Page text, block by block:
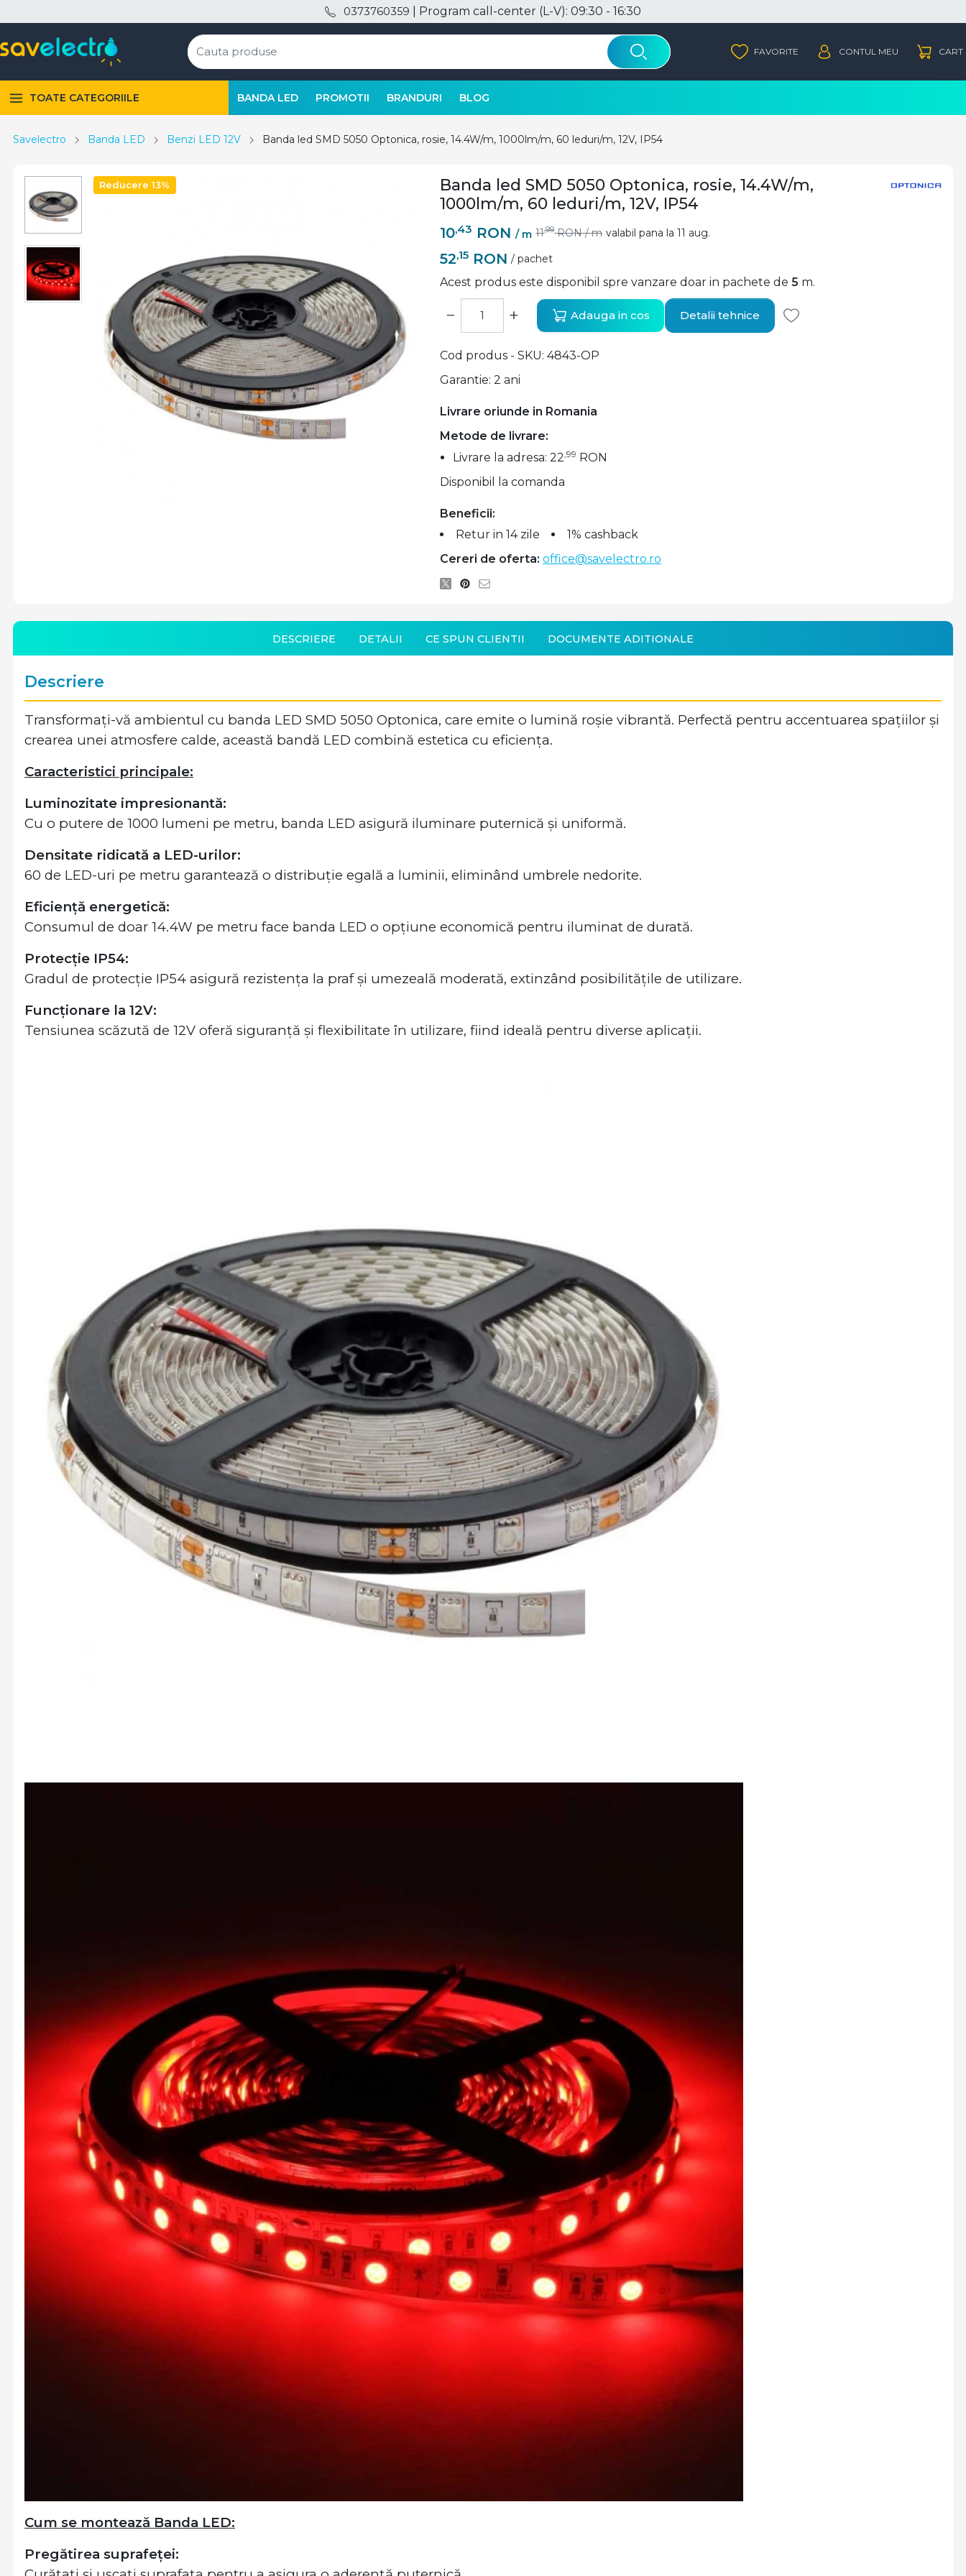
0373760359 | Program call-center (L-V): 09:30 - 16:30
TOATE CATEGORIILE BANDA LED PROMOTII BRANDURI BLOG
Savelectro Banda LED Benzi LED 12V Banda led SMD 5050 Optonica, rosie, 14.4W/m, 1000lm/m, 60 leduri/m, 12V, IP54
Reducere 13%
Banda led SMD 5050 Optonica, rosie, 14.4W/m,
1000lm/m, 60 leduri/m, 12V, IP54
10,43 RON / m 11,99 RON / m valabil pana la 11 aug.
52,15 RON / pachet
Acest produs este disponibil spre vanzare doar in pachete de 5 m.
Livrare oriunde in Romania
Cod produs - SKU 4843-OP
Metode de livrare:
Livrare la adresa: 22,99 RON
Disponibil la comanda
− + Adauga in cos Detalii tehnice
Garantie: 2 ani
Beneficii:
Retur in 14 zile
1% cashback
Cereri de oferta: office@savelectro.ro
DESCRIERE DETALII CE SPUN CLIENTII DOCUMENTE ADITIONALE
Descriere
Transformați-vă ambientul cu banda LED SMD 5050 Optonica, care emite o lumină roșie vibrantă. Perfectă pentru accentuarea spațiilor și
crearea unei atmosfere calde, această bandă LED combină estetica cu eficiența.
Caracteristici principale:
Luminozitate impresionantă:
Cu o putere de 1000 lumeni pe metru, banda LED asigură iluminare puternică și uniformă.
Densitate ridicată a LED-urilor:
60 de LED-uri pe metru garantează o distribuție egală a luminii, eliminând umbrele nedorite.
Eficiență energetică:
Consumul de doar 14.4W pe metru face banda LED o opțiune economică pentru iluminat de durată.
Protecție IP54:
Gradul de protecție IP54 asigură rezistența la praf și umezeală moderată, extinzând posibilitățile de utilizare.
Funcționare la 12V:
Tensiunea scăzută de 12V oferă siguranță și flexibilitate în utilizare, fiind ideală pentru diverse aplicații.
Cum se montează Banda LED:
Pregătirea suprafeței: